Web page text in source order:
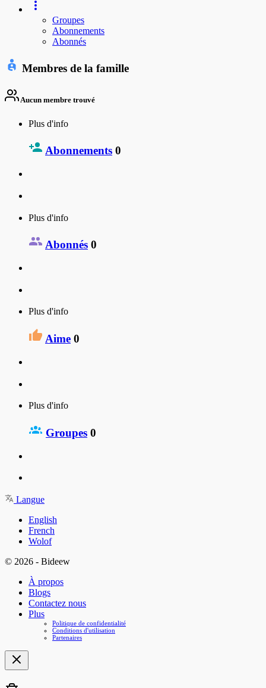
Groupes
Abonnements
Abonnés
Membres de la famille
Aucun membre trouvé
Plus d'info
Abonnements 0
Plus d'info
Abonnés 0
Plus d'info
Aime 0
Plus d'info
Groupes 0
Langue
English
French
Wolof
© 2026 - Bideew
À propos
Blogs
Contactez nous
Plus
Politique de confidentialité
Conditions d'utilisation
Partenaires